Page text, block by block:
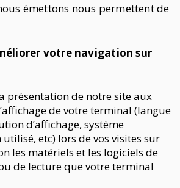
émettons nous permettent de
votre navigation sur
présentation de notre site aux
de votre terminal (langue
d’affichage, système
etc) lors de vos visites sur
les matériels et les logiciels de
de lecture que votre terminal